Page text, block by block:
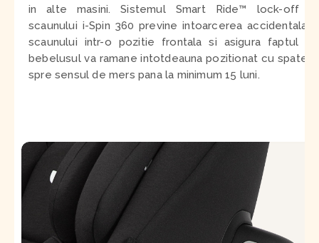
in alte masini. Sistemul Smart Ride™ lock-off al
scaunului i-Spin 360 previne intoarcerea accidentala a
scaunului intr-o pozitie frontala si asigura faptul ca
bebelusul va ramane intotdeauna pozitionat cu spatele
spre sensul de mers pana la minimum 15 luni.